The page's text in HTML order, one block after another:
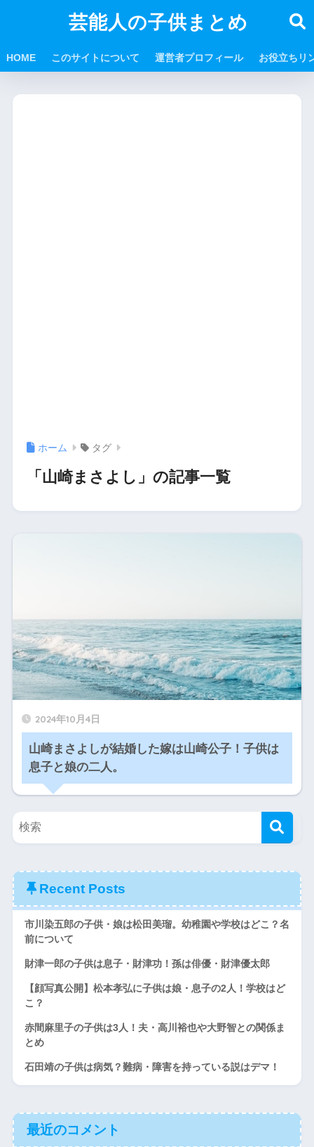
芸能人の子供まとめ
HOME このサイトについて 運営者プロフィール お役立ちリ
ホーム タグ
「山崎まさよし」の記事一覧
2024年10月4日
山崎まさよしが結婚した嫁は山崎公子！子供は
息子と娘の二人。
Recent Posts
市川染五郎の子供・娘は松田美瑠。幼稚園や学校はどこ？名
前について
財津一郎の子供は息子・財津功！孫は俳優・財津優太郎
【顔写真公開】松本孝弘に子供は娘・息子の2人！学校はど
こ？
赤間麻里子の子供は3人！夫・高川裕也や大野智との関係ま
とめ
石田靖の子供は病気？難病・障害を持っている説はデマ！
最近のコメント